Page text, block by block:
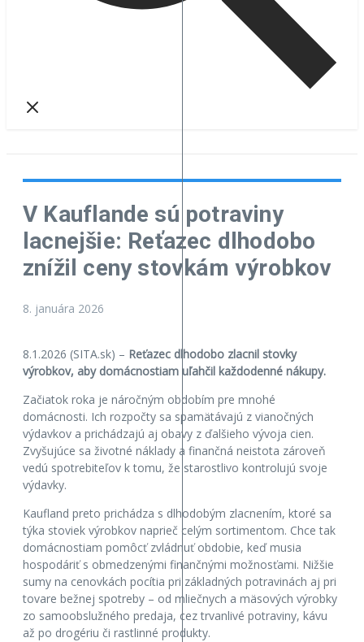
V Kauflande sú potraviny
lacnejšie: Reťazec dlhodobo
znížil ceny stovkám výrobkov
8. januára 2026
8.1.2026 (SITA.sk) – Reťazec dlhodobo zlacnil stovky
výrobkov, aby domácnostiam uľahčil každodenné nákupy.
Začiatok roka je náročným obdobím pre mnohé
domácnosti. Ich rozpočty sa spamätávajú z vianočných
výdavkov a prichádzajú aj obavy z ďalšieho vývoja cien.
Zvyšujúce sa životné náklady a finančná neistota zároveň
vedú spotrebiteľov k tomu, že starostlivo kontrolujú svoje
výdavky.
Kaufland preto prichádza s dlhodobým zlacnením, ktoré sa
týka stoviek výrobkov naprieč celým sortimentom. Chce tak
domácnostiam pomôcť zvládnuť obdobie, keď musia
hospodáriť s obmedzenými finančnými možnosťami. Nižšie
sumy na cenovkách pocítia pri základných potravinách aj pri
tovare bežnej spotreby – od mliečnych a mäsových výrobky
zo samoobslužného predaja, cez trvanlivé potraviny, kávu
až po drogériu či rastlinné produkty.